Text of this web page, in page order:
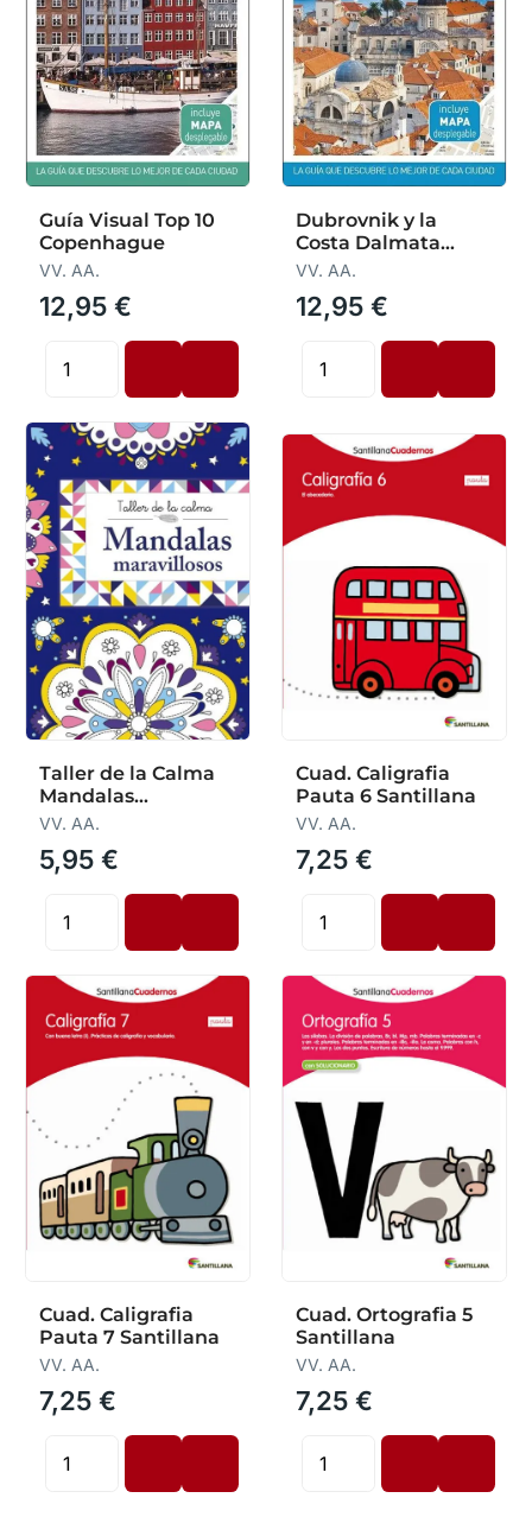
Guía Visual Top 10
Copenhague
VV. AA.
12,95 €
Dubrovnik y la
Costa Dalmata
Guias Visuales
VV. AA.
12,95 €
Taller de la Calma
Mandalas
Maravillosos
VV. AA.
5,95 €
Cuad. Caligrafia
Pauta 6 Santillana
VV. AA.
7,25 €
Cuad. Caligrafia
Pauta 7 Santillana
VV. AA.
7,25 €
Cuad. Ortografia 5
Santillana
VV. AA.
7,25 €